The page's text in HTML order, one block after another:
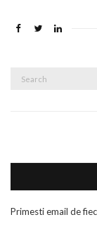
Primesti email de